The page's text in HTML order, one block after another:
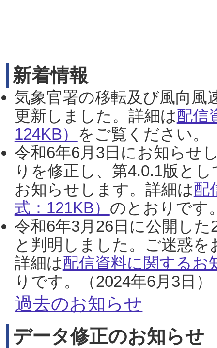
新着情報
気象官署の移転及び風向風
更新しました。詳細は配信
124KB） をご覧ください。
令和6年6月3日にお知らせ
りを修正し、第4.0.1版と
お知らせします。詳細は配
式：121KB） のとおりです
令和6年3月26日に公開し
と判明しました。ご迷惑
詳細は配信資料に関するお
りです。（2024年6月3日）
過去のお知らせ
データ修正のお知らせ